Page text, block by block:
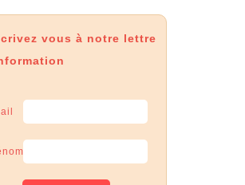
vous à notre lettre